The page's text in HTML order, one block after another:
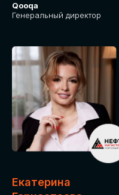
Qooqa
Генеральный директор
Екатерина
Приглашаем стать
TECH FORUM и
СТАНЬТЕ
IT Solutions for Business